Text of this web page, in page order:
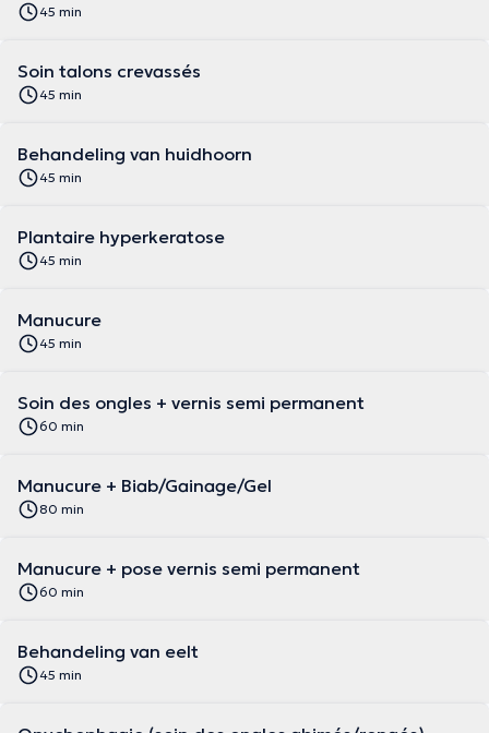
45 min
Soin talons crevassés
45 min
Behandeling van huidhoorn
45 min
Plantaire hyperkeratose
45 min
Manucure
45 min
Soin des ongles + vernis semi permanent
60 min
Manucure + Biab/Gainage/Gel
80 min
Manucure + pose vernis semi permanent
60 min
Behandeling van eelt
45 min